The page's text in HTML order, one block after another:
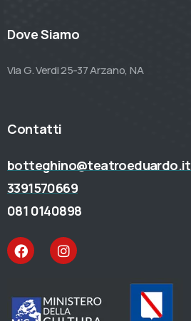
Dove Siamo
Via G. Verdi 25-37 Arzano, NA
Contatti
botteghino@teatroeduardo.it
3391570669
081 0140898